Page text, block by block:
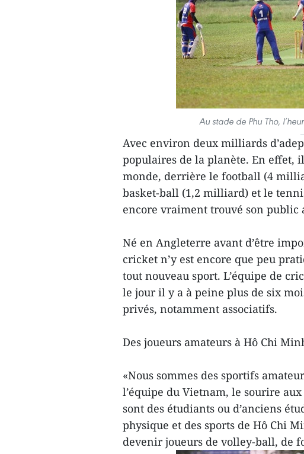
Au stade de Phu Tho,
Avec environ deux milliards
populaires de la planète. En effet,
monde, derrière le football (4
basket-ball (1,2 milliard) et le
encore vraiment trouvé son public
Né en Angleterre avant d’être
cricket n’y est encore que peu
tout nouveau sport. L’équipe de
le jour il y a à peine plus de six
privés, notamment associatifs.
Des joueurs amateurs à Hô Chi
«Nous sommes des sportifs
l’équipe du Vietnam, le sourire
sont des étudiants ou d’anciens
physique et des sports de Hô Chi
devenir joueurs de volley-ball, de